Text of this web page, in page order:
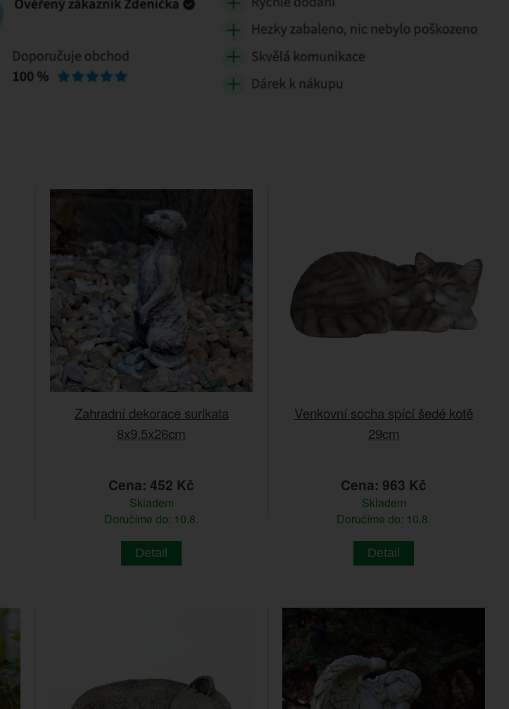
Zahradní dekorace surikata
8x9,5x26cm
Cena: 452 Kč
Skladem
Doručíme do: 10.8.
Detail
Venkovní socha spící šedé kotě
29cm
Cena: 963 Kč
Skladem
Doručíme do: 10.8.
Detail